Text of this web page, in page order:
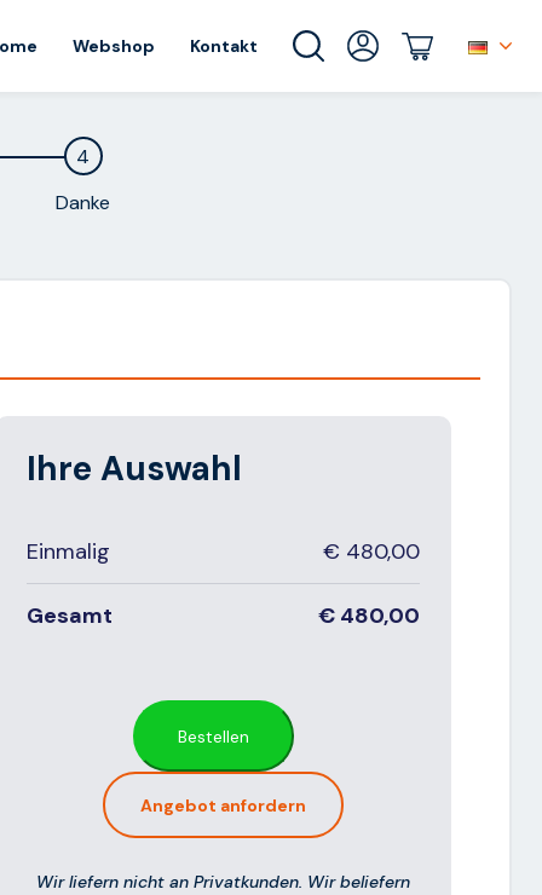
Webshop Kontakt
4
Danke
Ihre Auswahl
Einmalig € 480,00
Gesamt € 480,00
Bestellen
Angebot anfordern
Wir liefern nicht an Privatkunden. Wir beliefern